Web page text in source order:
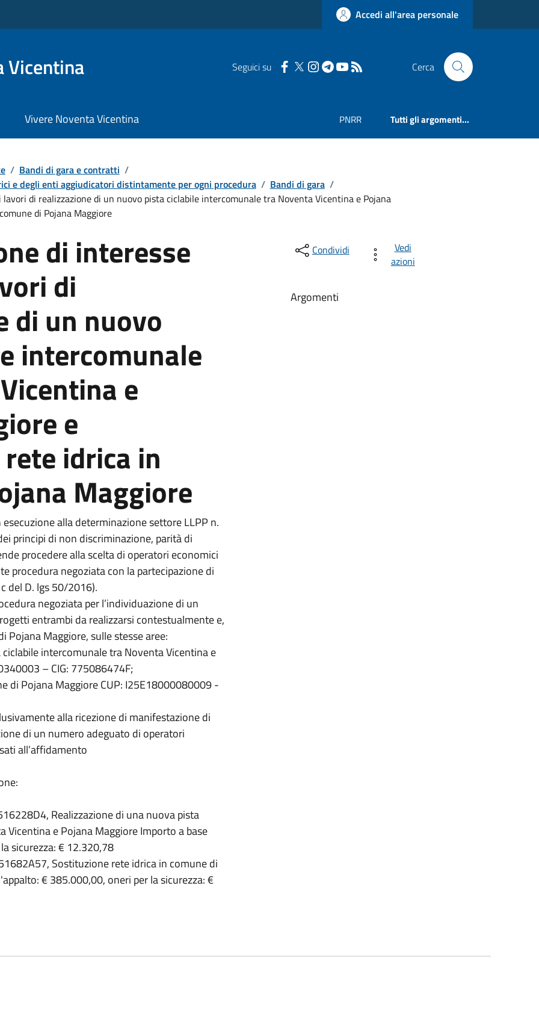
Accedi all'area personale
Vicentina Seguici su Cerca
Vivere Noventa Vicentina PNRR Tutti gli argomenti...
/ Bandi di gara e contratti /
e degli enti aggiudicatori distintamente per ogni procedura / Bandi di gara /
di realizzazione di un nuovo pista ciclabile intercomunale tra Noventa Vicentina e Pojana
di Pojana Maggiore
di interesse
di
di un nuovo
intercomunale
e
e
idrica in
Maggiore
alla determinazione settore LLPP n.
principi di non discriminazione, parità di
procedere alla scelta di operatori economici
procedura negoziata con la partecipazione di
del D. lgs 50/2016).
negoziata per l’individuazione di un
entrambi da realizzarsi contestualmente e,
Maggiore, sulle stesse aree:
intercomunale tra Noventa Vicentina e
– CIG: 775086474F;
di Pojana Maggiore CUP: I25E18000080009 -
alla ricezione di manifestazione di
di un numero adeguato di operatori
all’affidamento
Realizzazione di una nuova pista
Vicentina e Pojana Maggiore Importo a base
sicurezza: € 12.320,78
Sostituzione rete idrica in comune di
€ 385.000,00, oneri per la sicurezza: €
Condividi
Vedi
azioni
Argomenti